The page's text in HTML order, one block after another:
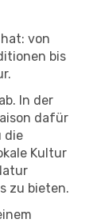
von
bis
In der
dafür
die
Kultur
zu bieten.